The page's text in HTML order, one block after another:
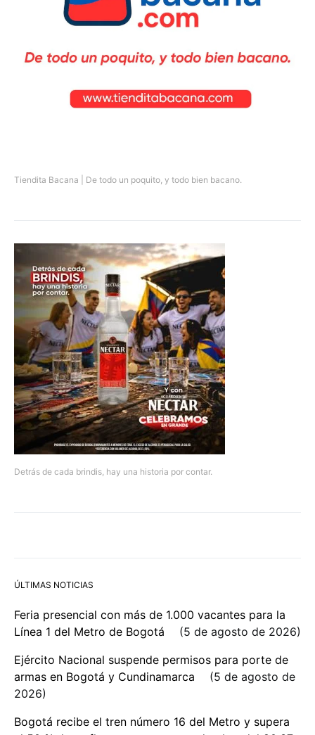
Tiendita Bacana | De todo un poquito, y todo bien bacano.
Detrás de cada brindis, hay una historia por contar.
ÚLTIMAS NOTICIAS
Feria presencial con más de 1.000 vacantes para la
Línea 1 del Metro de Bogotá
5 de agosto de 2026
Ejército Nacional suspende permisos para porte de
armas en Bogotá y Cundinamarca
5 de agosto de
2026
Bogotá recibe el tren número 16 del Metro y supera